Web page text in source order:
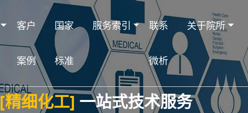
客户
案例
国家
标准
服务索引 联系
微析
关于院所
[精细化工]一站式技术服务